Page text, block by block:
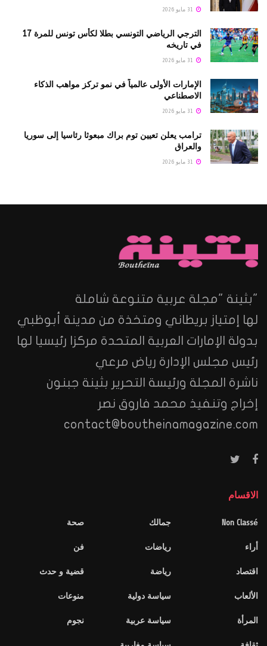
الترجي الرياضي التونسي بطلا لكأس تونس للمرة 17
في تاريخه
الإمارات الأولى عالمياً في نمو تركز مواهب الذكاء
الاصطناعي
ترامب يعلن تعيين توم براك مبعوثا رئاسيا إلى سوريا
والعراق
"بثينة "مجلة عربية متنوعة شاملة
لها إمتياز بريطاني ومتخذة من مدينة أبوظبي
بدولة الإمارات العربية المتحدة مركزا رئيسيا لها
رئيس مجلس الإدارة رياض مرعي
ناشرة المجلة ورئيسة التحرير بثينة جبنون
إخراج وتنفيذ محمد فاروق نصر
contact@boutheinamagazine.com
الاقسام
Non Classé
أراء
اقتصاد
الألعاب
المرأة
جمالك
رياضات
رياضة
سياسة دولية
سياسة عربية
صحة
فن
قضية و حدث
منوعات
نجوم